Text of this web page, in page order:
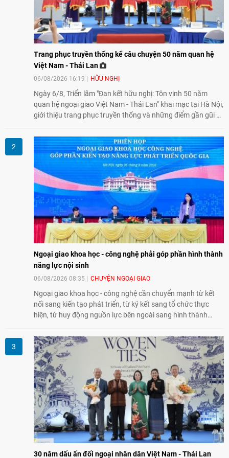
Trang phục truyền thống kể câu chuyện 50 năm quan hệ
Việt Nam - Thái Lan
06/08/2026 16:19 HỮU NGHỊ
Ngày 6/8, Triển lãm "Đan kết hữu nghị: Tôn vinh 50 năm
quan hệ ngoại giao Việt Nam - Thái Lan" khai mạc tại Hà Nội,
giới thiệu trang phục truyền thống và những điểm gần gũi về
giao lưu nhân dân trong chặng đường nửa thế kỷ quan hệ
song phương.
Ngoại giao khoa học - công nghệ phải góp phần hình thành
năng lực nội sinh
06/08/2026 08:35 CHUYỆN NGOẠI GIAO
Ngoại giao khoa học - công nghệ cần chuyển mạnh từ kết
nối sang kiến tạo phát triển, từ ký kết sang tổ chức thực
hiện, từ huy động nguồn lực bên ngoài sang hình thành
nghệ, đổi mới sáng tạo và chuyển đổi số trở thành động lực
phát triển đất nước.
30 năm dấu ấn đối ngoại nhân dân Việt Nam - Thái Lan